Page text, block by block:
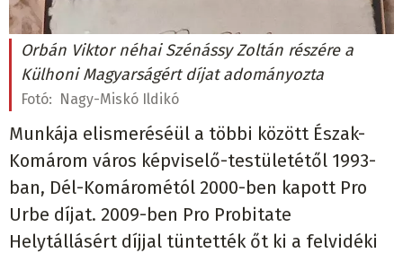
Orbán Viktor néhai Szénássy Zoltán részére a
Külhoni Magyarságért díjat adományozta
Fotó: Nagy-Miskó Ildikó
Munkája elismeréséül a többi között Észak-
Komárom város képviselő-testületétől 1993-
ban, Dél-Komárométól 2000-ben kapott Pro
Urbe díjat. 2009-ben Pro Probitate
Helytállásért díjjal tüntették őt ki a felvidéki